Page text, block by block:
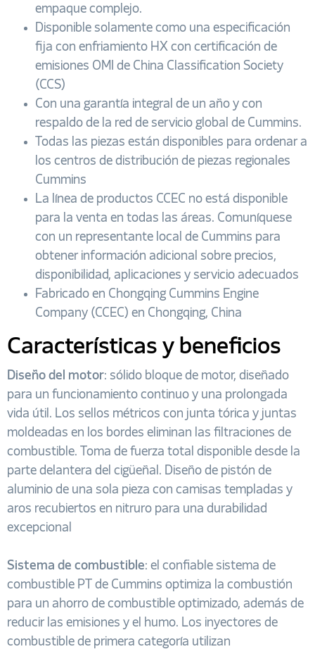
empaque complejo.
Disponible solamente como una especificación
fija con enfriamiento HX con certificación de
emisiones OMI de China Classification Society
(CCS)
Con una garantía integral de un año y con
respaldo de la red de servicio global de Cummins.
Todas las piezas están disponibles para ordenar a
los centros de distribución de piezas regionales
Cummins
La línea de productos CCEC no está disponible
para la venta en todas las áreas. Comuníquese
con un representante local de Cummins para
obtener información adicional sobre precios,
disponibilidad, aplicaciones y servicio adecuados
Fabricado en Chongqing Cummins Engine
Company (CCEC) en Chongqing, China
Características y beneficios
Diseño del motor: sólido bloque de motor, diseñado
para un funcionamiento continuo y una prolongada
vida útil. Los sellos métricos con junta tórica y juntas
moldeadas en los bordes eliminan las filtraciones de
combustible. Toma de fuerza total disponible desde la
parte delantera del cigüeñal. Diseño de pistón de
aluminio de una sola pieza con camisas templadas y
aros recubiertos en nitruro para una durabilidad
excepcional
Sistema de combustible: el confiable sistema de
combustible PT de Cummins optimiza la combustión
para un ahorro de combustible optimizado, además de
reducir las emisiones y el humo. Los inyectores de
combustible de primera categoría utilizan